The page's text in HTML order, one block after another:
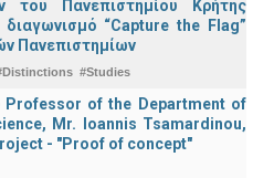
του Πανεπιστημίου Κρήτης
διαγωνισμό “Capture the Flag”
Πανεπιστημίων
#Studies
Professor of the Department of
Mr. Ioannis Tsamardinou,
- "Proof of concept"